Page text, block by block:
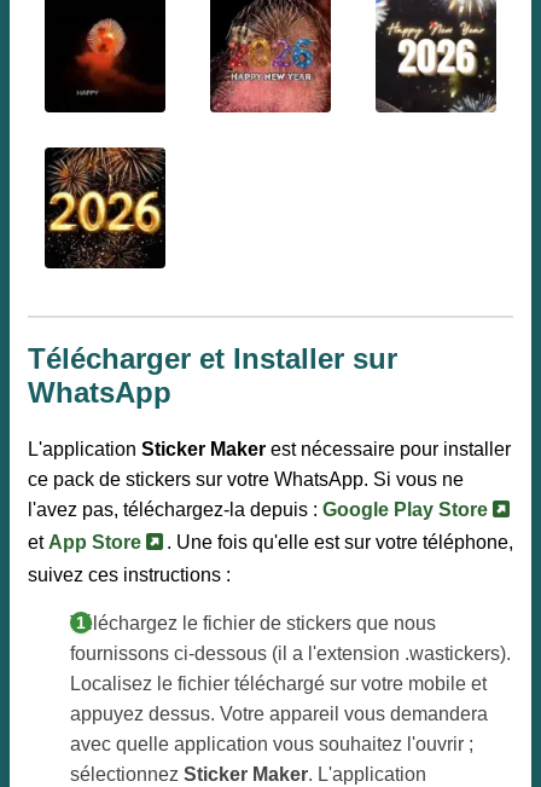
Télécharger et Installer sur
WhatsApp
L'application Sticker Maker est nécessaire pour installer
ce pack de stickers sur votre WhatsApp. Si vous ne
l'avez pas, téléchargez-la depuis : Google Play Store
et App Store
. Une fois qu'elle est sur votre téléphone,
suivez ces instructions :
Téléchargez le fichier de stickers que nous
fournissons ci-dessous (il a l'extension .wastickers).
Localisez le fichier téléchargé sur votre mobile et
appuyez dessus. Votre appareil vous demandera
avec quelle application vous souhaitez l'ouvrir ;
sélectionnez Sticker Maker. L'application